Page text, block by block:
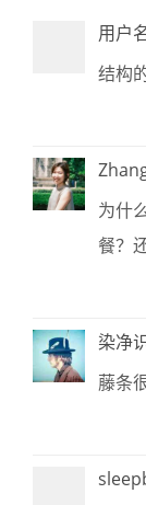
用户
结构
为什
餐？
染净
藤条